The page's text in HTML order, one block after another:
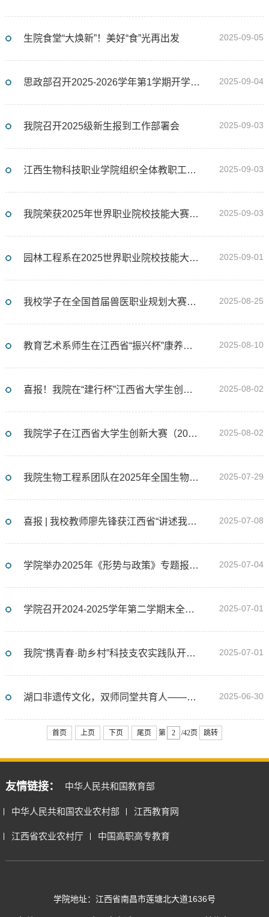
生院食堂“大焕新”！美好“食”光再出发 2025-09-05
思政部召开2025-2026学年第1学期开学暨师德师风建设会议 2025-09-04
我院召开2025级新生报到工作部署会 2025-09-03
江西生物科技职业学院组织全体教职工集中观看纪念中国人民抗日战争暨世界反法西斯战争胜利80周年大会 2025-09-03
我院荣获2025年世界职业院校技能大赛食品与粮食赛道铜奖 2025-09-03
园林工程系在2025世界职业院校技能大赛总决赛争夺赛中斩获“双银” 2025-09-01
我校学子在全国首届兽医职业规划大赛中斩获双一等奖 2025-08-25
教育艺术系师生在江西省“振兴杯”康养服务行业职业技能竞赛中喜获佳绩 2025-08-10
喜报！我院在“建行杯”江西省大学生创新大赛（2025）中斩获3金5银10铜 2025-08-02
我院学子在江西省大学生创新大赛（2025）冠军争夺赛中荣获亚军 2025-08-02
我院生物工程系团队在2025年全国生物技术教学成果大赛（高职组）决赛中喜获二等奖 2025-07-29
喜报 | 我校教师廖先锋获江西省“讲述我的育人故事”展示活动“优秀讲述者”荣誉称号 2025-07-08
学院举办2025年《形势与政策》专题报告会 2025-07-04
学院召开2024-2025学年第二学期末全体教职工大会暨2024年度“两优一先”表彰大会 2025-07-01
我院“携青春·助乡村”科技支农实践队开展2025年“万名大学生进千站”文明实践志愿服务行动 2025-07-01
湖口非遗传文化，双师同堂共育人——江西生物科技职业学院开展“双师同堂”思政课教学 2025-06-30
首页 上页 下页 尾页 第 /42页 跳转
友情链接： 中华人民共和国教育部
中华人民共和国农业农村部 江西教育网
江西省农业农村厅 中国高职高专教育
学院地址：江西省南昌市莲塘北大道1636号